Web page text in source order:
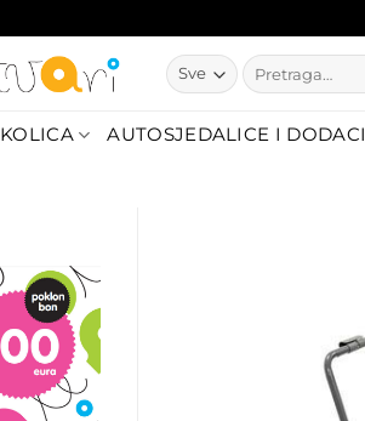
Pretraži:
KOLICA AUTOSJEDALICE I DODACI